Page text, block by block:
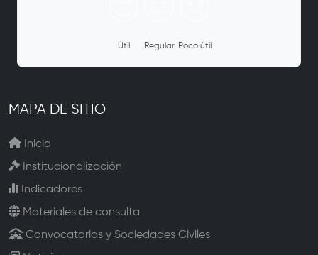
Útil Regular Poco útil
MAPA DE SITIO
Inicio
Institucionalización
Indicadores
Materiales de consulta
Convocatorias y Sociedades Civiles